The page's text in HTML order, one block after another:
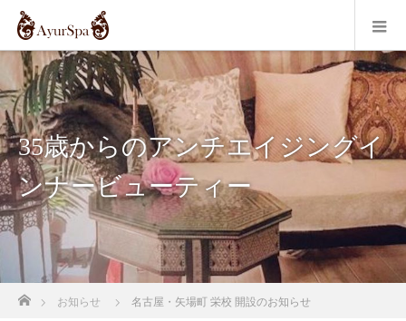
35歳からのアンチエイジングイ
ンナービューティー
ホーム
お知らせ 名古屋・矢場町 栄校 開設のお知らせ